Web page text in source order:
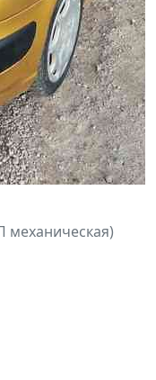
механическая)